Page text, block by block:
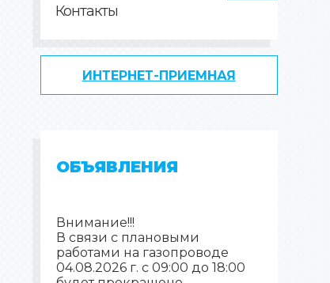
Контакты
ИНТЕРНЕТ-ПРИЕМНАЯ
ОБЪЯВЛЕНИЯ
Внимание!!!
В связи с плановыми
работами на газопроводе
04.08.2026 г. с 09:00 до 18:00